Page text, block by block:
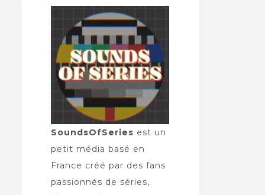
SoundsOfSeries est un
petit média basé en
France créé par des fans
passionnés de séries,